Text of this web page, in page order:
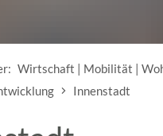
Wirtschaft | Mobilität |
Innenstadt